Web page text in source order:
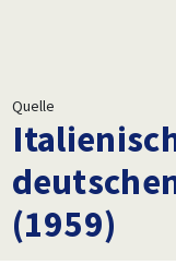
Quelle
(1959)